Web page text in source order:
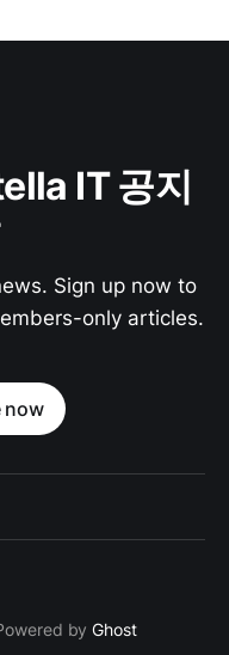
IT 공지
Sign up now to
only articles.
now
byGhost